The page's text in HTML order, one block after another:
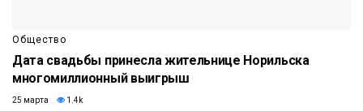
Общество
Дата свадьбы принесла жительнице Норильска
многомиллионный выигрыш
25 марта 1.4k